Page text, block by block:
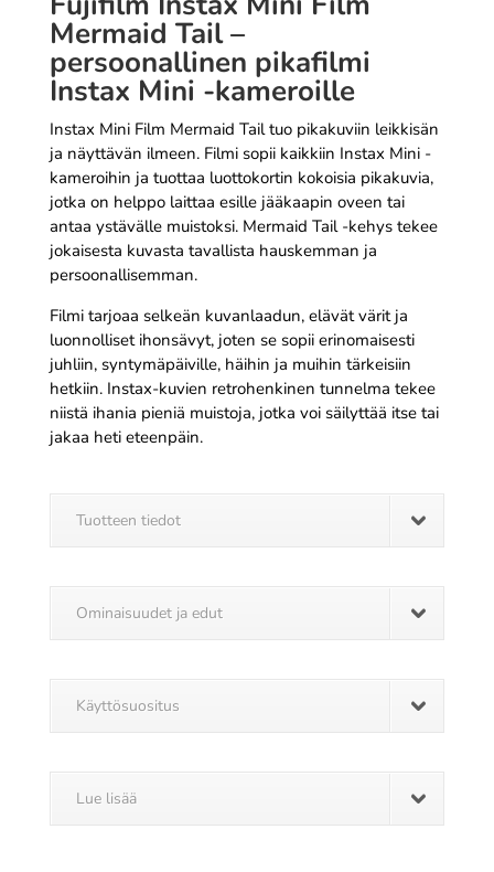
Mermaid Tail –
persoonallinen pikafilmi
Instax Mini -kameroille
Instax Mini Film Mermaid Tail tuo pikakuviin leikkisän
ja näyttävän ilmeen. Filmi sopii kaikkiin Instax Mini -
kameroihin ja tuottaa luottokortin kokoisia pikakuvia,
jotka on helppo laittaa esille jääkaapin oveen tai
antaa ystävälle muistoksi. Mermaid Tail -kehys tekee
jokaisesta kuvasta tavallista hauskemman ja
persoonallisemman.
Filmi tarjoaa selkeän kuvanlaadun, elävät värit ja
luonnolliset ihonsävyt, joten se sopii erinomaisesti
juhliin, syntymäpäiville, häihin ja muihin tärkeisiin
hetkiin. Instax-kuvien retrohenkinen tunnelma tekee
niistä ihania pieniä muistoja, jotka voi säilyttää itse tai
jakaa heti eteenpäin.
Tuotteen tiedot
Ominaisuudet ja edut
Käyttösuositus
Lue lisää